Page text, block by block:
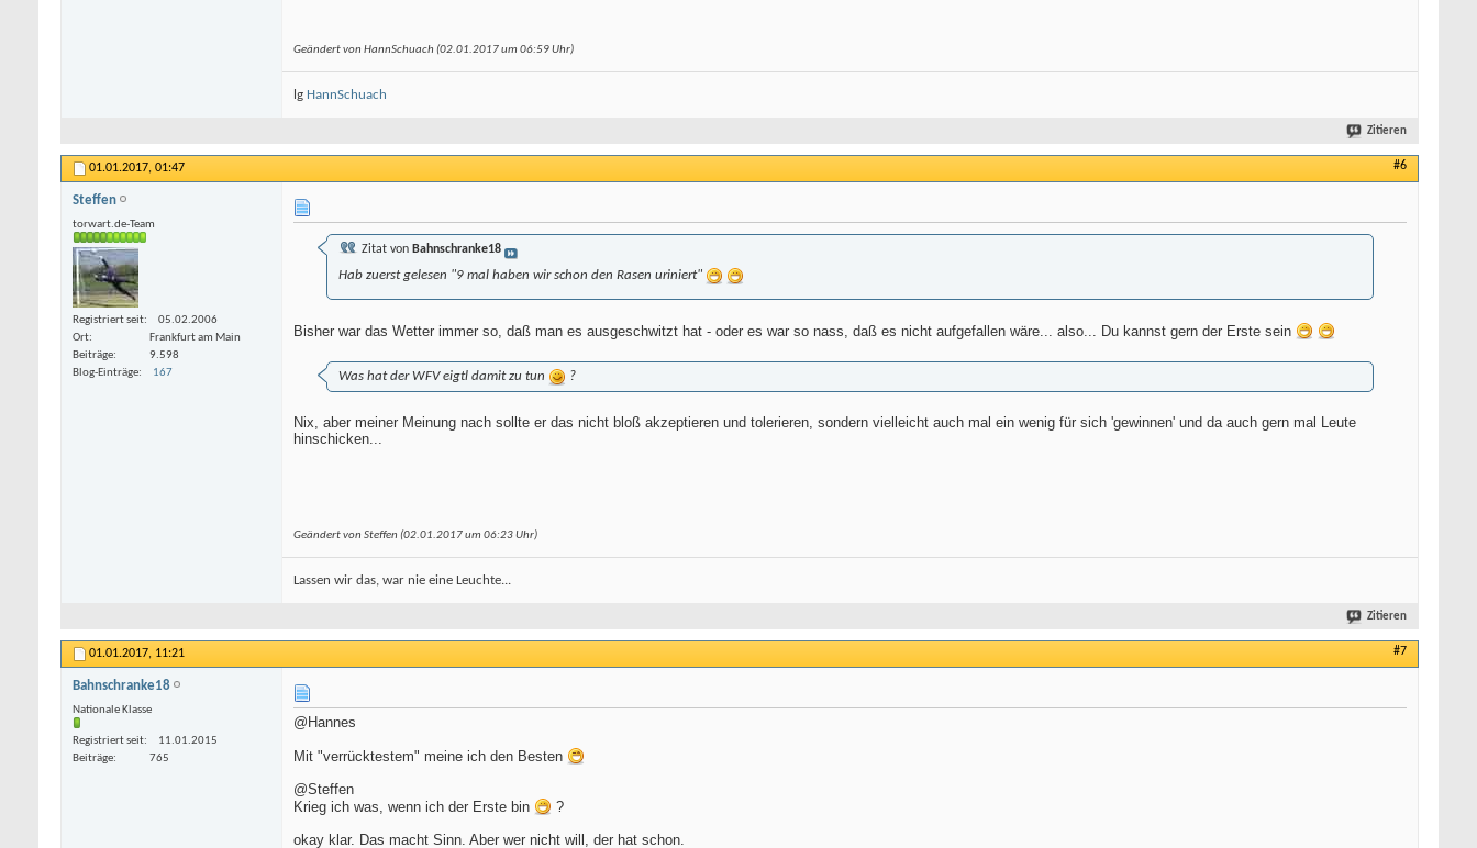
Geändert von HannSchuach (02.01.2017 um 06:59Uhr)
lg HannSchuach
Zitieren
01.01.2017, 01:47 #6
Steffen
torwart.de-Team
Registriert seit
05.02.2006
Ort
Frankfurt am Main
Beiträge
9.598
Blog-Einträge
167
Zitat von Bahnschranke18
Hab zuerst gelesen "9 mal haben wir schon den Rasen uriniert"
Bisher war das Wetter immer so, daß man es ausgeschwitzt hat - oder es war so nass, daß es nicht aufgefallen wäre... also... Du kannst gern der Erste sein
Was hat der WFV eigtl damit zu tun ?
Nix, aber meiner Meinung nach sollte er das nicht bloß akzeptieren und tolerieren, sondern vielleicht auch mal ein wenig für sich 'gewinnen' und da auch gern mal Leute
hinschicken...
Geändert von Steffen (02.01.2017 um 06:23Uhr)
Lassen wir das, war nie eine Leuchte...
Zitieren
01.01.2017, 11:21 #7
Bahnschranke18
Nationale Klasse
Registriert seit
11.01.2015
Beiträge
765
@Hannes
Mit "verrücktestem" meine ich den Besten
@Steffen
Krieg ich was, wenn ich der Erste bin
?
okay klar. Das macht Sinn. Aber wer nicht will, der hat schon.